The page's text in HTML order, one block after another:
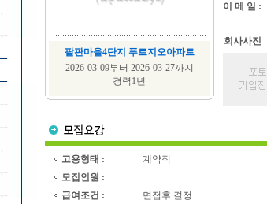
팔판마을4단지 푸르지오아파트
2026-03-09부터 2026-03-27까지
경력1년
이 메 일 :
회사사진
고용형태 :
계약직
모집인원 :
급여조건 :
면접후 결정